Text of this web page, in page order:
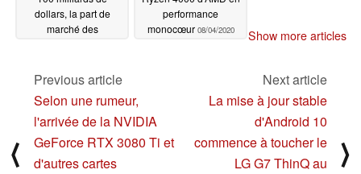
dollars, la part de
marché des
deuxième semestre
performance
monocœur 08/04/2020 Show more articles
⟨
Previous article
Selon une rumeur,
l'arrivée de la NVIDIA
GeForce RTX 3080 Ti et
d'autres cartes
Next article
La mise à jour stable
d'Android 10
commence à toucher le
LG G7 ThinQ au
⟩